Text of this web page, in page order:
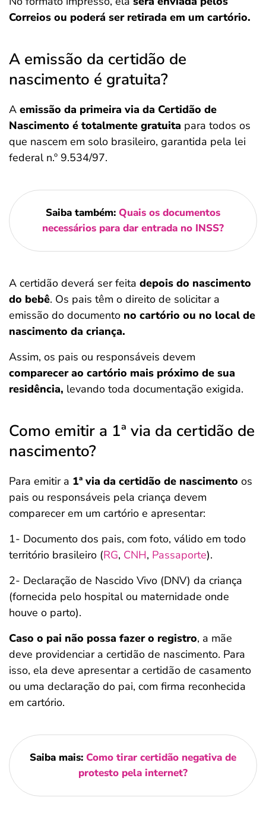
Correios ou poderá ser retirada em um cartório.
A emissão da certidão de
nascimento é gratuita?
A emissão da primeira via da Certidão de
Nascimento é totalmente gratuita para todos os
que nascem em solo brasileiro, garantida pela lei
federal n.º 9.534/97.
Saiba também: Quais os documentos
necessários para dar entrada no INSS?
A certidão deverá ser feita depois do nascimento
do bebê. Os pais têm o direito de solicitar a
emissão do documento no cartório ou no local de
nascimento da criança.
Assim, os pais ou responsáveis devem
comparecer ao cartório mais próximo de sua
residência, levando toda documentação exigida.
Como emitir a 1ª via da certidão de
nascimento?
Para emitir a 1ª via da certidão de nascimento os
pais ou responsáveis pela criança devem
comparecer em um cartório e apresentar:
1- Documento dos pais, com foto, válido em todo
território brasileiro (RG, CNH, Passaporte).
2- Declaração de Nascido Vivo (DNV) da criança
(fornecida pelo hospital ou maternidade onde
houve o parto).
Caso o pai não possa fazer o registro, a mãe
deve providenciar a certidão de nascimento. Para
isso, ela deve apresentar a certidão de casamento
ou uma declaração do pai, com firma reconhecida
em cartório.
Saiba mais: Como tirar certidão negativa de
protesto pela internet?